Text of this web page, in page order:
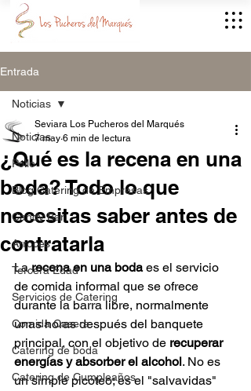
Entrada
Noticias
Pollo
Blog Catering de Empresas
Candy Bar
Arroces
Tercera Edad
Servicios de Catering
Comida Casera
Catering de boda
Catering de Cumpleaños
Noticias
¿Qué es la recena en una
boda? Todo lo que
necesitas saber antes de
contratarla
Seviara Los Pucheros del Marqués
7 may 6 min de lectura
La recena en una boda es el servicio
de comida informal que se ofrece
durante la barra libre, normalmente
unas horas después del banquete
principal, con el objetivo de recuperar
energías y absorber el alcohol. No es
un simple picoteo; es el "salvavidas"